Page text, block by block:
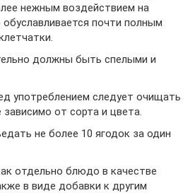
нежным воздействием на
обуславливается почти полным
должны быть спелыми и
употреблением следует очищать
от сорта и цвета.
не более 10 ягодок за один
отдельно блюдо в качестве
в виде добавки к другим